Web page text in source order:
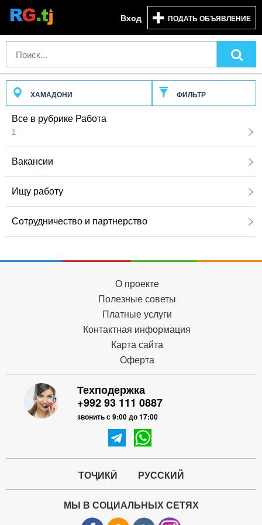
Вход ПОДАТЬ ОБЪЯВЛЕНИЕ
ХАМАДОНИ ФИЛЬТР
Все в рубрике Работа
1
Вакансии
Ищу работу
Сотрудничество и партнерство
О проекте
Полезные советы
Платные услуги
Контактная информация
Карта сайта
Оферта
Техподержка
+992 93 111 0887
звонить с 9:00 до 17:00
ТОҶИКӢ РУССКИЙ
МЫ В СОЦИАЛЬНЫХ СЕТЯХ